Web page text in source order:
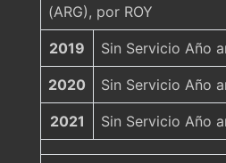
(ARG), por ROY
2019 Sin Servicio Año
2020 Sin Servicio Año
2021 Sin Servicio Año